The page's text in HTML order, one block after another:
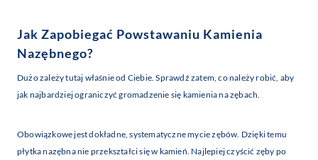
Jak Zapobiegać Powstawaniu Kamienia
Nazębnego?
Dużo zależy tutaj właśnie od Ciebie. Sprawdź zatem, co należy robić, aby
jak najbardziej ograniczyć gromadzenie się kamienia na zębach.
Obowiązkowe jest dokładne, systematyczne mycie zębów. Dzięki temu
płytka nazębna nie przekształci się w kamień. Najlepiej czyścić zęby po